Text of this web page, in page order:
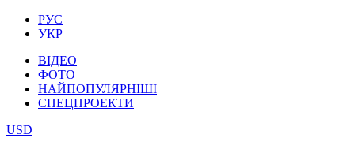
РУС
УКР
ВІДЕО
ФОТО
НАЙПОПУЛЯРНІШІ
СПЕЦПРОЕКТИ
USD